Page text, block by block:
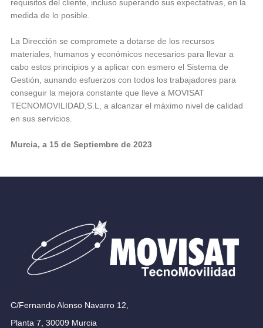
requisitos del cliente, incluso superando sus expectativas, en la
medida de lo posible.
La Dirección se compromete a dotarse de los recursos
materiales, humanos y económicos necesarios para llevar a
cabo estos principios y a aplicar con esmero el Sistema de
Gestión, aunando esfuerzos con todos los trabajadores para
conseguir la mejora constante que lleve a MOVISAT
TECNOMOVILIDAD,S.L, a alcanzar el máximo nivel de calidad
en sus servicios.
Murcia, a 15 de Septiembre de 2023
C/Fernando Alonso Navarro 12,
Planta 7, 30009 Murcia